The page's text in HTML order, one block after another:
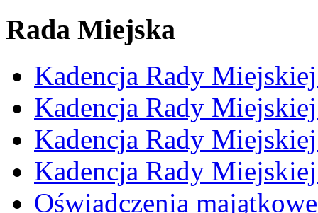
Rada Miejska
Kadencja Rady
Kadencja Rady
Kadencja Rady
Kadencja Rady
Oświadczenia majątkowe